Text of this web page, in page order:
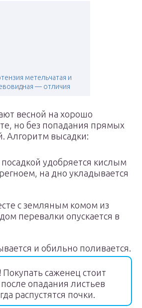
метельчатая и
— отличия
весной на хорошо
но без попадания прямых
Алгоритм высадки:
удобряется кислым
на дно укладывается
с земляным комом из
перевалки опускается в
и обильно поливается.
Покупать саженец стоит
опадания листьев
распустятся почки.